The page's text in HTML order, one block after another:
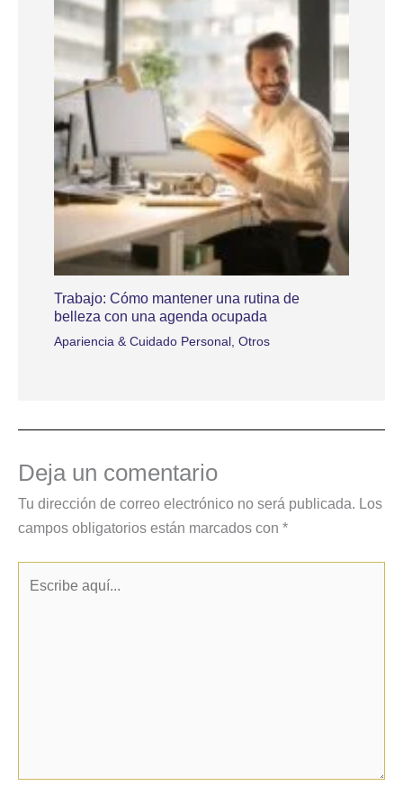
Trabajo: Cómo mantener una rutina de
belleza con una agenda ocupada
Apariencia & Cuidado Personal Otros
Deja un comentario
Tu dirección de correo electrónico no será publicada. Los
campos obligatorios están marcados con *